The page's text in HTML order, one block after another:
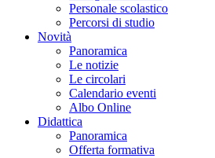
Personale scolastico
Percorsi di studio
Novità
Panoramica
Le notizie
Le circolari
Calendario eventi
Albo Online
Didattica
Panoramica
Offerta formativa